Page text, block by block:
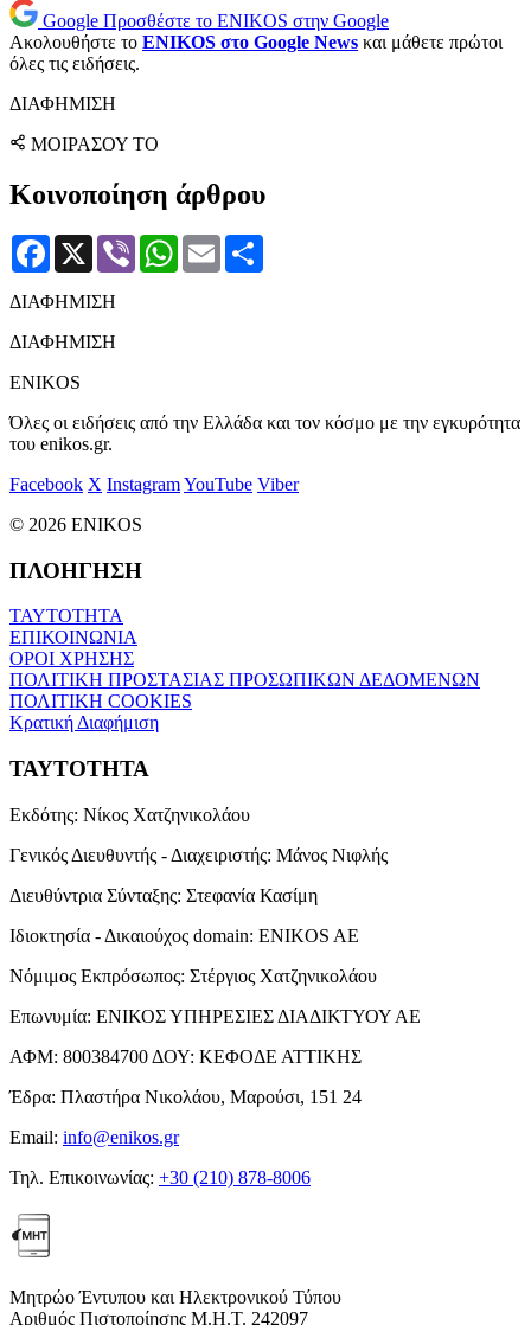
Google Προσθέστε το ENIKOS στην Google
Ακολουθήστε το ENIKOS στο Google News και μάθετε πρώτοι
όλες τις ειδήσεις.
ΔΙΑΦΗΜΙΣΗ
ΜΟΙΡΑΣΟΥ ΤΟ
Κοινοποίηση άρθρου
Facebook
X Viber WhatsApp
Email
ΔΙΑΦΗΜΙΣΗ
ΔΙΑΦΗΜΙΣΗ
ENIKOS
Όλες οι ειδήσεις από την Ελλάδα και τον κόσμο με την εγκυρότητα
του enikos.gr.
Facebook X InstagramYouTube Viber
© 2026 ENIKOS
ΠΛΟΗΓΗΣΗ
ΤΑΥΤΟΤΗΤΑ
ΕΠΙΚΟΙΝΩΝΙΑ
ΟΡΟΙ ΧΡΗΣΗΣ
ΠΟΛΙΤΙΚΗ ΠΡΟΣΤΑΣΙΑΣ ΠΡΟΣΩΠΙΚΩΝ ΔΕΔΟΜΕΝΩΝ
ΠΟΛΙΤΙΚΗ COOKIES
Κρατική Διαφήμιση
ΤΑΥΤΟΤΗΤΑ
Εκδότης: Νίκος Χατζηνικολάου
Γενικός Διευθυντής - Διαχειριστής: Μάνος Νιφλής
Διευθύντρια Σύνταξης: Στεφανία Κασίμη
Ιδιοκτησία - Δικαιούχος domain: ENIKOS AE
Νόμιμος Εκπρόσωπος: Στέργιος Χατζηνικολάου
Επωνυμία: ΕΝΙΚΟΣ ΥΠΗΡΕΣΙΕΣ ΔΙΑΔΙΚΤΥΟΥ ΑΕ
ΑΦΜ: 800384700 ΔΟΥ: ΚΕΦΟΔΕ ΑΤΤΙΚΗΣ
Έδρα: Πλαστήρα Νικολάου, Μαρούσι, 151 24
Email: info@enikos.gr
Τηλ. Επικοινωνίας: +30 (210) 878-8006
Μητρώο Έντυπου και Ηλεκτρονικού Τύπου
Αριθμός Πιστοποίησης Μ.Η.Τ. 242097